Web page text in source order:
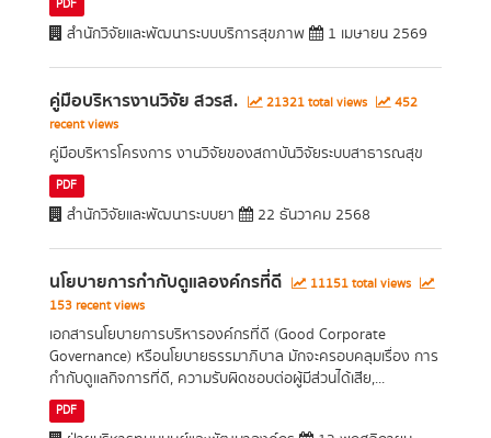
PDF
สำนักวิจัยและพัฒนาระบบบริการสุขภาพ 1 เมษายน 2569
คู่มือบริหารงานวิจัย สวรส. 21321 total views
452
recent views
คู่มือบริหารโครงการ งานวิจัยของสถาบันวิจัยระบบสาธารณสุข
PDF
สำนักวิจัยและพัฒนาระบบยา 22 ธันวาคม 2568
นโยบายการกำกับดูแลองค์กรที่ดี
11151 total views
153 recent views
เอกสารนโยบายการบริหารองค์กรที่ดี (Good Corporate
Governance) หรือนโยบายธรรมาภิบาล มักจะครอบคลุมเรื่อง การ
กำกับดูแลกิจการที่ดี, ความรับผิดชอบต่อผู้มีส่วนได้เสีย,...
PDF